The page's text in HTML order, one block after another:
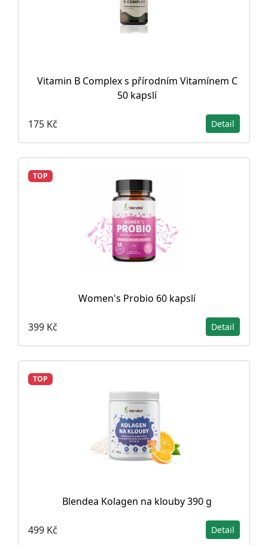
Vitamin B Complex s přírodním Vitamínem C
50 kapslí
175 Kč Detail
TOP
Women's Probio 60 kapslí
399 Kč Detail
TOP
Blendea Kolagen na klouby 390 g
499 Kč Detail